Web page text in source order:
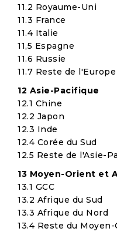
11.2 Royaume-Uni
11.3 France
11.4 Italie
11,5 Espagne
11.6 Russie
11.7 Reste de l'Europe
12 Asie-Pacifique
12.1 Chine
12.2 Japon
12.3 Inde
12.4 Corée du Sud
12.5 Reste de l'Asie-
13 Moyen-Orient et
13.1 GCC
13.2 Afrique du Sud
13.3 Afrique du Nord
13.4 Reste du